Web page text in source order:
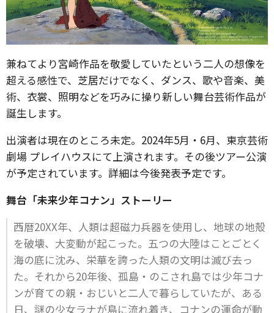
兼ねてより宮崎作品を敬愛していたという二人の想像を
超える感性で、芝居だけでなく、ダンス、歌や音楽、美
術、衣裳、照明などを巧みに操り新しい舞台芸術作品が
誕生します。
出演者は現在のところ未定。2024年5月・6月、東京芸術
劇場 プレイハウスにて上演されます。その後ツアー公演
が予定されています。詳細は今後発表予定です。
舞台「未来少年コナン」ストーリー
西暦20XX年、人類は超磁力兵器を使用し、地球の地殻
を破壊、大変動が起こった。五つの大陸はことごとく
海の底に沈み、栄華を誇った人類の文明は滅び去っ
た。それから20年後、孤島・のこされ島では少年コナ
ンが育ての親・おじいと二人で暮らしていたが、ある
日、謎の少女ラナが島に流れ着き、コナンの運命が動